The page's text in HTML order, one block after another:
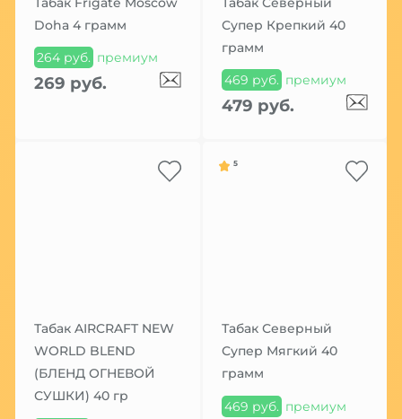
Doha 4 грамм
264 руб. премиум
269 руб.
Супер Крепкий 40
грамм
469 руб. премиум
479 руб.
Табак AIRCRAFT NEW
WORLD BLEND
(БЛЕНД ОГНЕВОЙ
СУШКИ) 40 гр
5
Табак Северный
Супер Мягкий 40
грамм
469 руб. премиум